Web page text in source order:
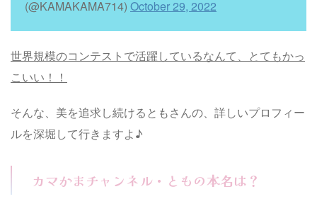
(@KAMAKAMA714) October 29, 2022
世界規模のコンテストで活躍しているなんて、とてもかっ
こいい！！
そんな、美を追求し続けるともさんの、詳しいプロフィー
ルを深堀して行きますよ♪
カマかまチャンネル・ともの本名は？